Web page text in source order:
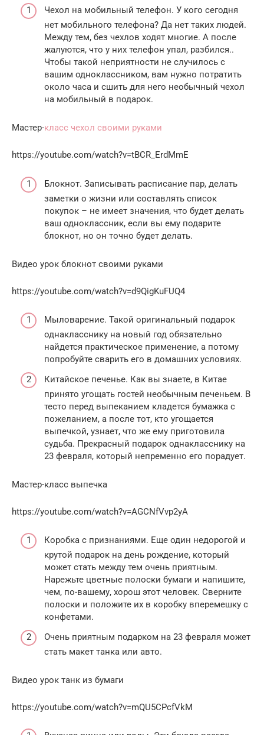
Чехол на мобильный телефон. У кого сегодня
нет мобильного телефона? Да нет таких людей.
Между тем, без чехлов ходят многие. А после
жалуются, что у них телефон упал, разбился..
Чтобы такой неприятности не случилось с
вашим одноклассником, вам нужно потратить
около часа и сшить для него необычный чехол
на мобильный в подарок.
Мастер-класс чехол своими руками
https://youtube.com/watch?v=tBCR_ErdMmE
Блокнот. Записывать расписание пар, делать
заметки о жизни или составлять список
покупок – не имеет значения, что будет делать
ваш одноклассник, если вы ему подарите
блокнот, но он точно будет делать.
Видео урок блокнот своими руками
https://youtube.com/watch?v=d9QigKuFUQ4
Мыловарение. Такой оригинальный подарок
однакласснику на новый год обязательно
найдется практическое применение, а потому
попробуйте сварить его в домашних условиях.
Китайское печенье. Как вы знаете, в Китае
принято угощать гостей необычным печеньем. В
тесто перед выпеканием кладется бумажка с
пожеланием, а после тот, кто угощается
выпечкой, узнает, что же ему приготовила
судьба. Прекрасный подарок однакласснику на
23 февраля, который непременно его порадует.
Мастер-класс выпечка
https://youtube.com/watch?v=AGCNfVvp2yA
Коробка с признаниями. Еще один недорогой и
крутой подарок на день рождение, который
может стать между тем очень приятным.
Нарежьте цветные полоски бумаги и напишите,
чем, по-вашему, хорош этот человек. Сверните
полоски и положите их в коробку вперемешку с
конфетами.
Очень приятным подарком на 23 февраля может
стать макет танка или авто.
Видео урок танк из бумаги
https://youtube.com/watch?v=mQU5CPcfVkM